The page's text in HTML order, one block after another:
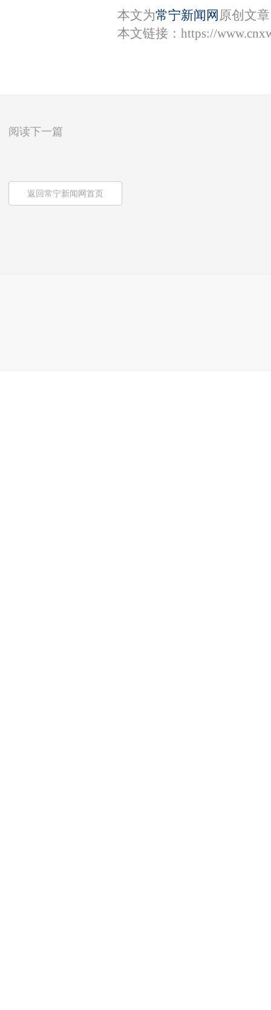
本文为常宁新闻网 原创文
本文链接： https://
阅读下一篇
返回常宁新闻网首页